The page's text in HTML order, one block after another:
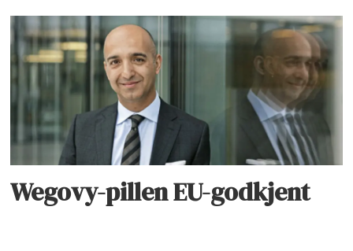
Wegovy-pillen EU-godkjent